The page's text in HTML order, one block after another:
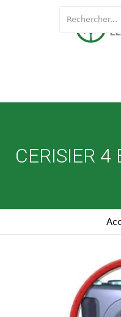
CERISIER 4